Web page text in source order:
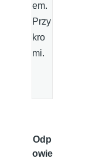
em.
Przy
kro
mi.
Odp
owie